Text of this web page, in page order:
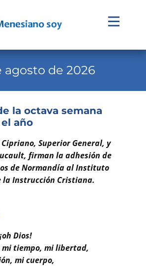
agosto de 2026
la octava semana
año
Cipriano, Superior General, y
firman la adhesión de
de Normandía al Instituto
la Instrucción Cristiana.
Dios!
tiempo, mi libertad,
mi cuerpo,